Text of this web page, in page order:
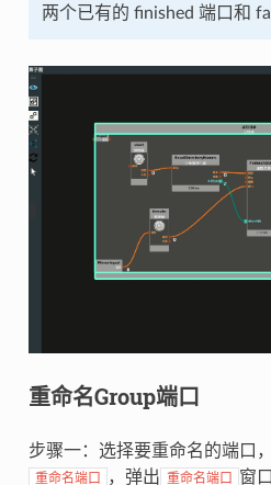
两个已有的 finished 端口和
重命名Group端口
步骤一：选择要重命名的端口，
重命名端口 ，弹出 重命名端口 窗